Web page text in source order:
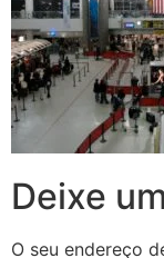
Deixe
O seu endereço